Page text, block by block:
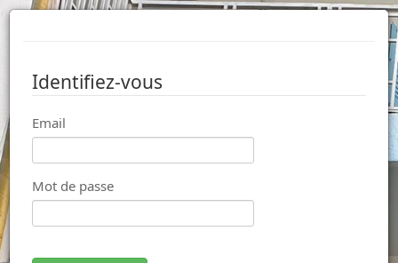
Identifiez-vous
Email
Mot de passe